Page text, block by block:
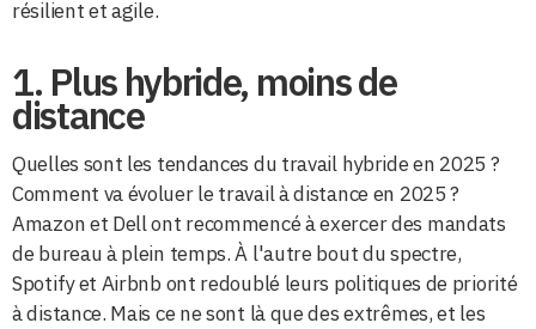
résilient et agile.
1. Plus hybride, moins de
distance
Quelles sont les tendances du travail hybride en 2025 ?
Comment va évoluer le travail à distance en 2025 ?
Amazon et Dell ont recommencé à exercer des mandats
de bureau à plein temps. À l'autre bout du spectre,
Spotify et Airbnb ont redoublé leurs politiques de priorité
à distance. Mais ce ne sont là que des extrêmes, et les